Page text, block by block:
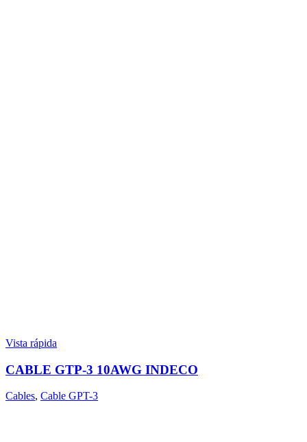
Vista rápida
CABLE GTP-3 10AWG INDECO
Cables, Cable GPT-3